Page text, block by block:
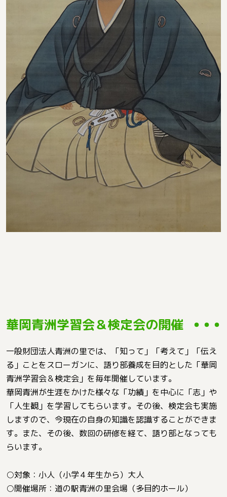
華岡青洲学習会＆検定会の開催
一般財団法人青洲の里では、「知って」「考えて」「伝え
る」ことをスローガンに、語り部養成を目的とした「華岡
青洲学習会＆検定会」を毎年開催しています。
華岡青洲が生涯をかけた様々な「功績」を中心に「志」や
「人生観」を学習してもらいます。その後、検定会も実施
しますので、今現在の自身の知識を認識することができま
す。また、その後、数回の研修を経て、語り部となっても
らいます。
○対象：小人（小学４年生から）大人
○開催場所：道の駅青洲の里会場（多目的ホール）